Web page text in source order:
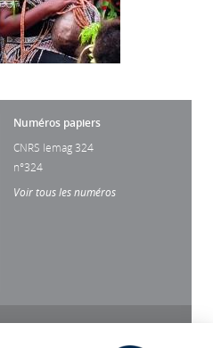
Numéros papiers
CNRS lemag 324
n°324
Voir tous les numéros